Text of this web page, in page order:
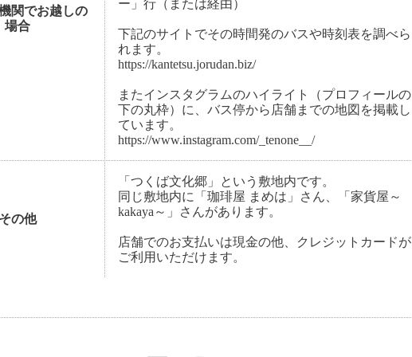
関でお越しの
場合
ー」行（または経由）
下記のサイトでその時間発のバスや時刻表を調べら
れます。
https://kantetsu.jorudan.biz/
またインスタグラムのハイライト（プロフィールの
下の丸枠）に、バス停から店舗までの地図を掲載し
ています。
https://www.instagram.com/_tenone__/
の他
「つくば文化郷」という敷地内です。
同じ敷地内に「珈琲屋 まめは」さん、「家貨屋～
kakaya～」さんがあります。
店舗でのお支払いは現金の他、クレジットカードが
ご利用いただけます。